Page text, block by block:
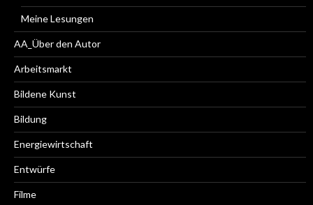
Meine Lesungen
AA_Über den Autor
Arbeitsmarkt
Bildene Kunst
Bildung
Energiewirtschaft
Entwürfe
Filme